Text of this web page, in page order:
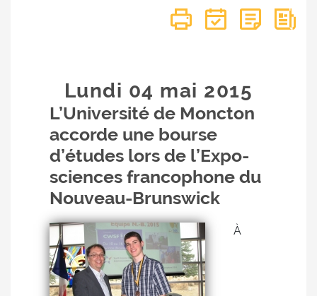
Lundi 04 mai 2015
L’Université de Moncton
accorde une bourse
d’études lors de l’Expo-
sciences francophone du
Nouveau-Brunswick
À